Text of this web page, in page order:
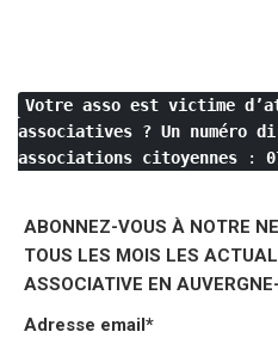
Votre asso est victime
associatives ? Un numéro
associations citoyennes :
ABONNEZ-VOUS À NOTRE
TOUS LES MOIS LES
ASSOCIATIVE EN
Adresse email*